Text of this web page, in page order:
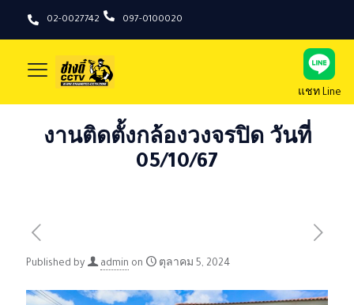
02-0027742 097-0100020
แชท Line
งานติดตั้งกล้องวงจรปิด วันที่
05/10/67
Published by admin on ตุลาคม 5, 2024